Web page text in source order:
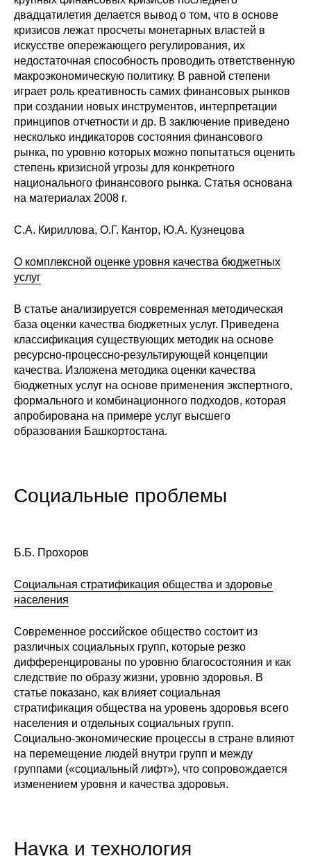
двадцатилетия делается вывод о том, что в основе
кризисов лежат просчеты монетарных властей в
искусстве опережающего регулирования, их
недостаточная способность проводить ответственную
макроэкономическую политику. В равной степени
играет роль креативность самих финансовых рынков
при создании новых инструментов, интерпретации
принципов отчетности и др. В заключение приведено
несколько индикаторов состояния финансового
рынка, по уровню которых можно попытаться оценить
степень кризисной угрозы для конкретного
национального финансового рынка. Статья основана
на материалах 2008 г.
С.А. Кириллова, О.Г. Кантор, Ю.А. Кузнецова
О комплексной оценке уровня качества бюджетных
услуг
В статье анализируется современная методическая
база оценки качества бюджетных услуг. Приведена
классификация существующих методик на основе
ресурсно-процессно-результирующей концепции
качества. Изложена методика оценки качества
бюджетных услуг на основе применения экспертного,
формального и комбинационного подходов, которая
апробирована на примере услуг высшего
образования Башкортостана.
Социальные проблемы
Б.Б. Прохоров
Социальная стратификация общества и здоровье
населения
Современное российское общество состоит из
различных социальных групп, которые резко
дифференцированы по уровню благосостояния и как
следствие по образу жизни, уровню здоровья. В
статье показано, как влияет социальная
стратификация общества на уровень здоровья всего
населения и отдельных социальных групп.
Социально-экономические процессы в стране влияют
на перемещение людей внутри групп и между
группами («социальный лифт»), что сопровождается
изменением уровня и качества здоровья.
Наука и технология